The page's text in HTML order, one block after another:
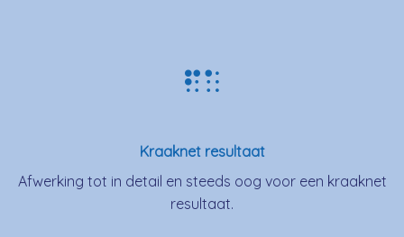
Kraaknet resultaat
Afwerking tot in detail en steeds oog voor een kraaknet
resultaat.